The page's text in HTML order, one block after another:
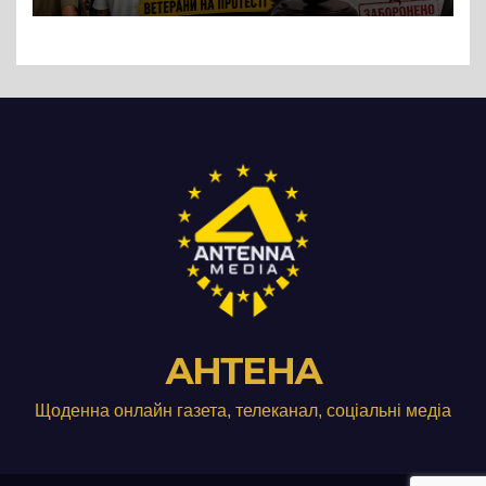
Три», що займається
АНТЕНА
Щоденна онлайн газета, телеканал, соціальні медіа